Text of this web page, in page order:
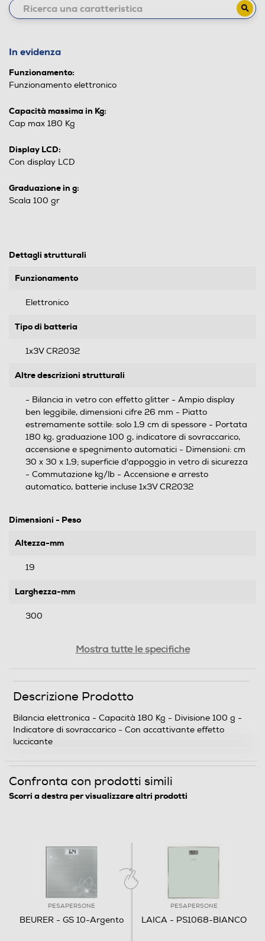
In evidenza
Funzionamento:
Funzionamento elettronico
Capacità massima in Kg:
Cap max 180 Kg
Display LCD:
Con display LCD
Graduazione in g:
Scala 100 gr
Dettagli strutturali
Funzionamento
Elettronico
Tipo di batteria
1x3V CR2032
Altre descrizioni strutturali
- Bilancia in vetro con effetto glitter - Ampio display
ben leggibile, dimensioni cifre 26 mm - Piatto
estremamente sottile: solo 1,9 cm di spessore - Portata
180 kg, graduazione 100 g, indicatore di sovraccarico,
accensione e spegnimento automatici - Dimensioni: cm
30 x 30 x 1,9; superficie d'appoggio in vetro di sicurezza
- Commutazione kg/lb - Accensione e arresto
automatico, batterie incluse 1x3V CR2032
Dimensioni - Peso
Altezza-mm
19
Larghezza-mm
300
Descrizione
Graduazione in g
Capacità massima in Kg
Dotazioni - Personalizzazioni
Materiale
Mostra tutte le specifiche
Descrizione Prodotto
Bilancia elettronica - Capacità 180 Kg - Divisione 100 g -
Indicatore di sovraccarico - Con accattivante effetto
luccicante
Confronta con prodotti simili
Scorri a destra per visualizzare altri prodotti
PESAPERSONE
BEURER - GS 10-Argento
PESAPERSONE
LAICA - PS1068-BIANCO